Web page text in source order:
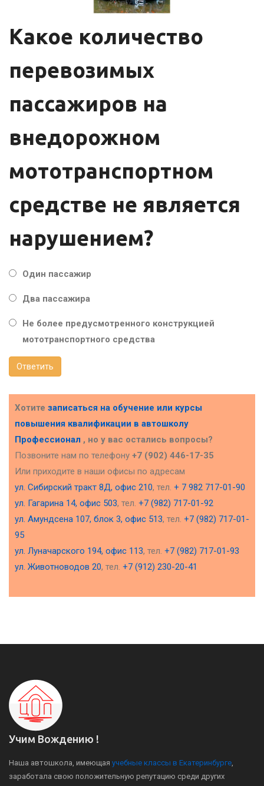
Какое количество
перевозимых
пассажиров на
внедорожном
мототранспортном
средстве не является
нарушением?
Один пассажир
Два пассажира
Не более предусмотренного конструкцией
мототранспортного средства
Ответить
Хотите записаться на обучение или курсы
повышения квалификации в автошколу
Профессионал , но у вас остались вопросы?
Позвоните нам по телефону +7 (902) 446-17-35
Или приходите в наши офисы по адресам
ул. Сибирский тракт 8Д, офис 210, тел. + 7 982 717-01-90
ул. Гагарина 14, офис 503, тел. +7 (982) 717-01-92
ул. Амундсена 107, блок 3, офис 513, тел. +7 (982) 717-01-
95
ул. Луначарского 194, офис 113, тел. +7 (982) 717-01-93
ул. Животноводов 20, тел. +7 (912) 230-20-41
Учим Вождению !
Наша автошкола, имеющая учебные классы в Екатеринбурге
заработала свою положительную репутацию среди других